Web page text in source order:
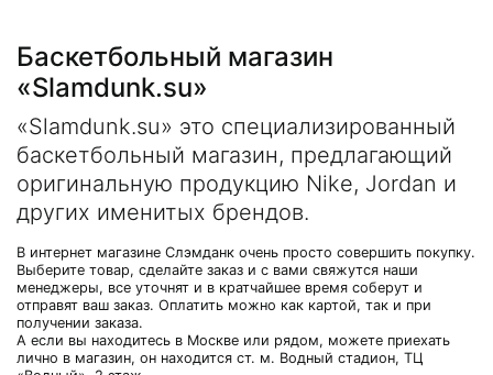
Баскетбольный магазин
«Slamdunk.su»
«Slamdunk.su» это специализированный
баскетбольный магазин, предлагающий
оригинальную продукцию Nike, Jordan и
других именитых брендов.
В интернет магазине Слэмданк очень просто совершить покупку.
Выберите товар, сделайте заказ и с вами свяжутся наши
менеджеры, все уточнят и в кратчайшее время соберут и
отправят ваш заказ. Оплатить можно как картой, так и при
получении заказа.
А если вы находитесь в Москве или рядом, можете приехать
лично в магазин, он находится ст. м. Водный стадион, ТЦ